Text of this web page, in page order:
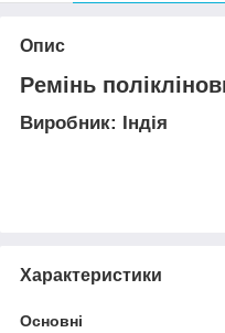
Опис
Ремінь
Виробник: Індія
Характеристики
Основні